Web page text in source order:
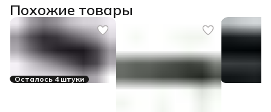
Похожие товары
Осталось 4 штуки